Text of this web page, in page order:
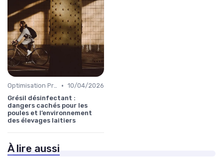
Optimisation Production • 10/04/2026
Grésil désinfectant :
dangers cachés pour les
poules et l’environnement
des élevages laitiers
À lire aussi